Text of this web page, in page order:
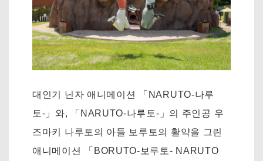
대인기 닌자 애니메이션 「NARUTO-나루
토-」와, 「NARUTO-나루토-」의 주인공 우
즈마키 나루토의 아들 보루토의 활약을 그린
애니메이션 「BORUTO-보루토- NARUTO